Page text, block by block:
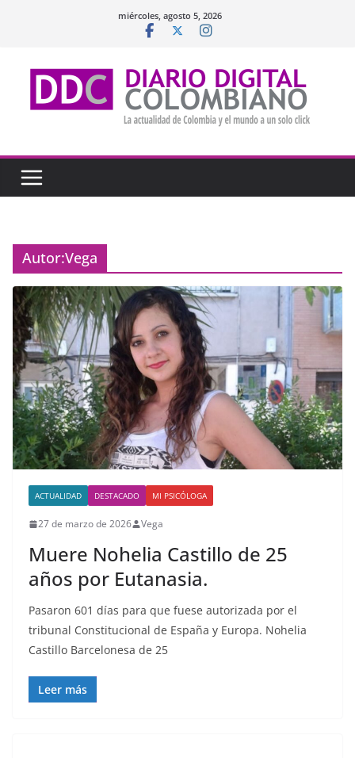
miércoles, agosto 5, 2026
Autor:Vega
ACTUALIDAD DESTACADO MI PSICÓLOGA
27 de marzo de 2026 Vega
Muere Nohelia Castillo de 25
años por Eutanasia.
Pasaron 601 días para que fuese autorizada por el
tribunal Constitucional de España y Europa. Nohelia
Castillo Barcelonesa de 25
Leer más